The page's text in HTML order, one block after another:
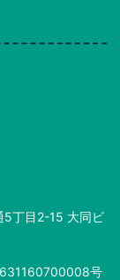
丁目2-15 大同ビ
631160700008号